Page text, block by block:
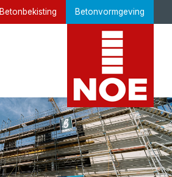
Betonbekisting Betonvormgeving